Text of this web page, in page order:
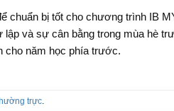
chuẩn bị tốt cho chương trình IB
và sự cân bằng trong mùa hè
năm học phía trước.
trực.